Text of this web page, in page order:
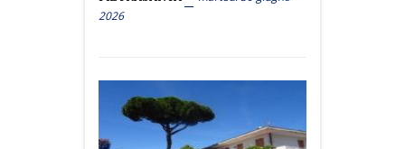
2026